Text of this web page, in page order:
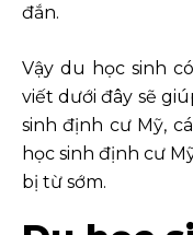
đắn.
Vậy du học sinh
viết dưới đây sẽ
sinh định cư Mỹ,
học sinh định cư
bị từ sớm.